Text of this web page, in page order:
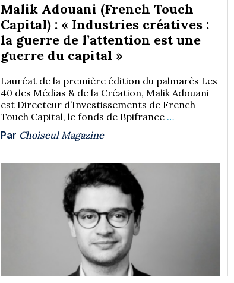
Malik Adouani (French Touch
Capital) : « Industries créatives :
la guerre de l’attention est une
guerre du capital »
Lauréat de la première édition du palmarès Les
40 des Médias & de la Création, Malik Adouani
est Directeur d’Investissements de French
Touch Capital, le fonds de Bpifrance …
Par Choiseul Magazine